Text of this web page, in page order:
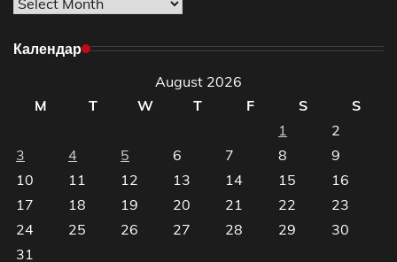
Календар
August 2026
M
T W T F S
S
1
2
3
4 5 6 7 8
9
10
11 12 13 14 15
16
17
18 19 20 21 22
23
24
25 26 27 28 29
30
31